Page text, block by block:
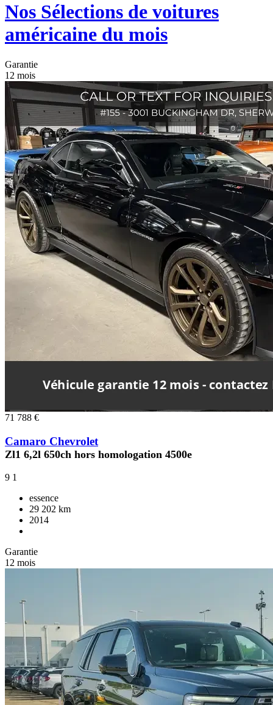
Nos Sélections de voitures
américaine du mois
Garantie
12 mois
71 788 €
Camaro Chevrolet
Zl1 6,2l 650ch hors homologation 4500e
9 1
essence
29 202 km
2014
Garantie
12 mois